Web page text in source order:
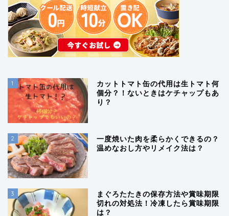
1
カットトマト缶の代用は生トマト何
個分？！ないときはケチャップもあ
り？
2
一度焼いた肉を柔らかくできるの？
温めなおし方やリメイク法は？
3
まぐろたたきの保存方法や賞味期限
切れの対処法！冷凍したら賞味期限
は？